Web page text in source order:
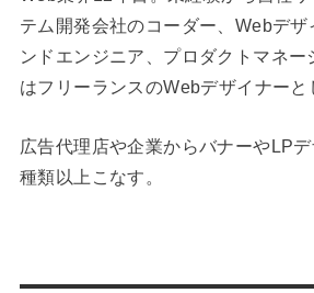
テム開発会社のコーダー、Webデ
ンドエンジニア、プロダクトマネー
はフリーランスのWebデザイナーと
広告代理店や企業からバナーやLP
種類以上こなす。